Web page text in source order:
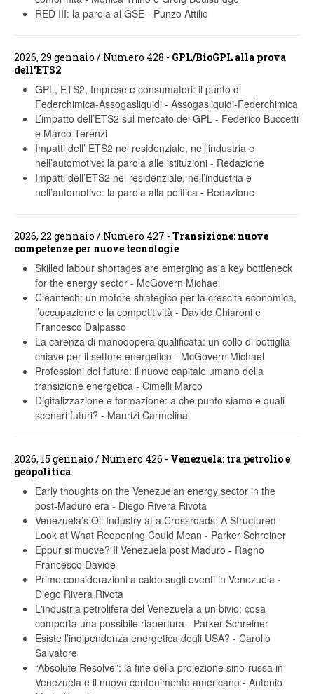
RED III: la parola al GSE - Punzo Attilio
2026, 29 gennaio / Numero 428 - GPL/BioGPL alla prova
dell'ETS2
GPL, ETS2, Imprese e consumatori: il punto di
Federchimica-Assogasliquidi - Assogasliquidi-Federchimica
L’impatto dell’ETS2 sul mercato del GPL - Federico Buccetti
e Marco Terenzi
Impatti dell’ ETS2 nel residenziale, nell’industria e
nell’automotive: la parola alle istituzioni - Redazione
Impatti dell’ETS2 nel residenziale, nell’industria e
nell’automotive: la parola alla politica - Redazione
2026, 22 gennaio / Numero 427 - Transizione: nuove
competenze per nuove tecnologie
Skilled labour shortages are emerging as a key bottleneck
for the energy sector - McGovern Michael
Cleantech: un motore strategico per la crescita economica,
l’occupazione e la competitività - Davide Chiaroni e
Francesco Dalpasso
La carenza di manodopera qualificata: un collo di bottiglia
chiave per il settore energetico - McGovern Michael
Professioni del futuro: il nuovo capitale umano della
transizione energetica - Cimelli Marco
Digitalizzazione e formazione: a che punto siamo e quali
scenari futuri? - Maurizi Carmelina
2026, 15 gennaio / Numero 426 - Venezuela: tra petrolio e
geopolitica
Early thoughts on the Venezuelan energy sector in the
post-Maduro era - Diego Rivera Rivota
Venezuela’s Oil Industry at a Crossroads: A Structured
Look at What Reopening Could Mean - Parker Schreiner
Eppur si muove? Il Venezuela post Maduro - Ragno
Francesco Davide
Prime considerazioni a caldo sugli eventi in Venezuela -
Diego Rivera Rivota
L'industria petrolifera del Venezuela a un bivio: cosa
comporta una possibile riapertura - Parker Schreiner
Esiste l’indipendenza energetica degli USA? - Carollo
Salvatore
“Absolute Resolve”: la fine della proiezione sino-russa in
Venezuela e il nuovo contenimento americano - Antonio